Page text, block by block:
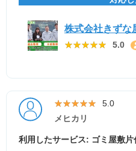
株式会社きずな
★★★★★
★★★★★ 5.0
★★★★★
★★★★★ 5.0
メヒカリ
利用したサービス: ゴミ屋敷片